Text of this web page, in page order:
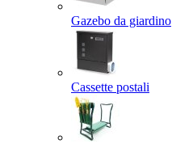
Gazebo da giardino
Cassette postali